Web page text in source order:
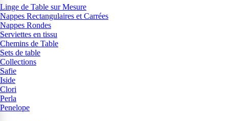
Linge de Table sur Mesure
Nappes Rectangulaires et Carrées
Nappes Rondes
Serviettes en tissu
Chemins de Table
Sets de table
Collections
Safie
Iside
Clori
Perla
Penelope